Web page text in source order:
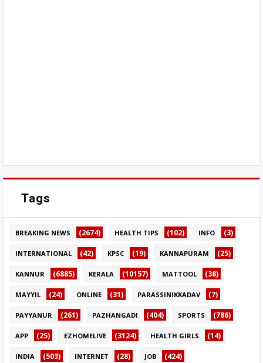
Tags
BREAKING NEWS (2674) HEALTH TIPS (102) INFO (3)
INTERNATIONAL (42) KPSC (19) KANNAPURAM (25)
KANNUR (6885) KERALA (10157) MATTOOL (38)
MAYYIL (24) ONLINE (31) PARASSINIKKADAV (7)
PAYYANUR (261) PAZHANGADI (404) SPORTS (786)
APP (25) EZHOMELIVE (3124) HEALTH GIRLS (14)
INDIA (503) INTERNET (28) JOB (424)